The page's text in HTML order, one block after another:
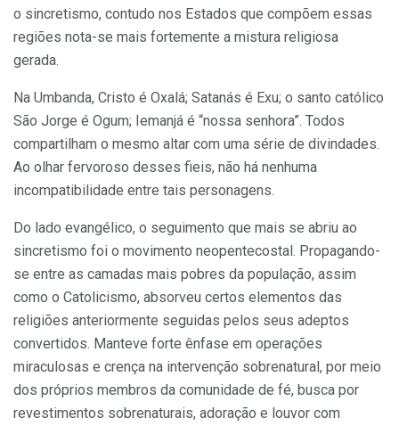
o sincretismo, contudo nos Estados que compõem essas
regiões nota-se mais fortemente a mistura religiosa
gerada.
Na Umbanda, Cristo é Oxalá; Satanás é Exu; o santo católico
São Jorge é Ogum; Iemanjá é “nossa senhora”. Todos
compartilham o mesmo altar com uma série de divindades.
Ao olhar fervoroso desses fieis, não há nenhuma
incompatibilidade entre tais personagens.
Do lado evangélico, o seguimento que mais se abriu ao
sincretismo foi o movimento neopentecostal. Propagando-
se entre as camadas mais pobres da população, assim
como o Catolicismo, absorveu certos elementos das
religiões anteriormente seguidas pelos seus adeptos
convertidos. Manteve forte ênfase em operações
miraculosas e crença na intervenção sobrenatural, por meio
dos próprios membros da comunidade de fé, busca por
revestimentos sobrenaturais, adoração e louvor com